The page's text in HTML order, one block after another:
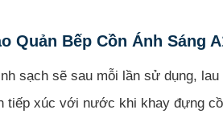
Quản Bếp Cồn Ánh Sáng
sạch sẽ sau mỗi lần sử dụng,
tiếp xúc với nước khi khay đựng